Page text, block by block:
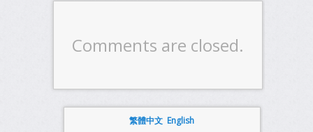
Comments are closed.
繁體中文 English